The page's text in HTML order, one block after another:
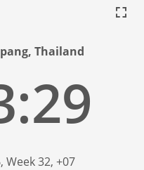
Thailand
Week 32, +07